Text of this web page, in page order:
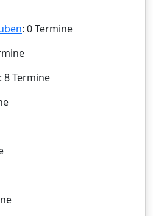
: 0 Termine
: 8 Termine